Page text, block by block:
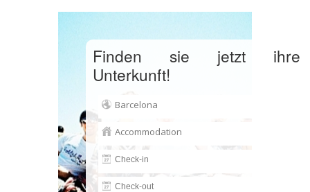
Finden sie jetzt ihre
Unterkunft!